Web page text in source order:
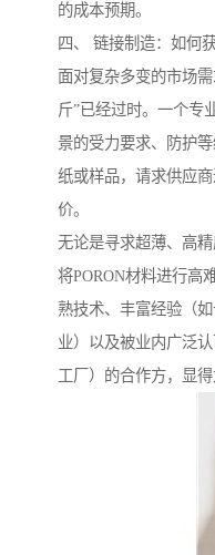
的成本预期。
四、 链接制造：如何
面对复杂多变的市场
斤”已经过时。一个专
景的受力要求、防护
纸或样品，请求供应
价。
无论是寻求超薄、高
将PORON材料进行高
熟技术、丰富经验（
业）以及被业内广泛
工厂）的合作方，显得